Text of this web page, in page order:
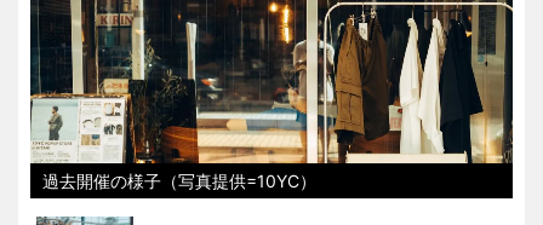
過去開催の様子（写真提供=10YC）